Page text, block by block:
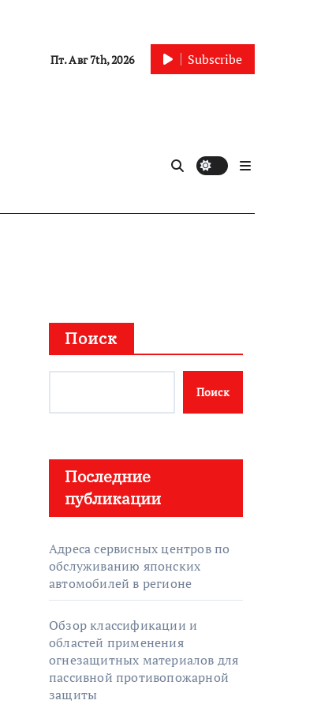
Пт. Авг 7th, 2026 Subscribe
Поиск
Поиск
Последние
публикации
Адреса сервисных центров по
обслуживанию японских
автомобилей в регионе
Обзор классификации и
областей применения
огнезащитных материалов для
пассивной противопожарной
защиты